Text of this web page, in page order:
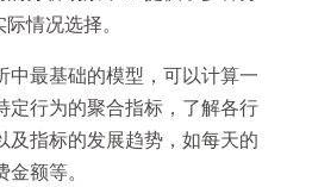
情况选择。
中最基础的模型，可以计算一
定行为的聚合指标，了解各行
及指标的发展趋势，如每天的
额等。